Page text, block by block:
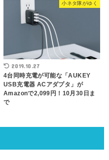
小ネタ隊がゆく
2019.10.27
4台同時充電が可能な「AUKEY
USB充電器 ACアダプタ」が
Amazonで2,099円！10月30日ま
で